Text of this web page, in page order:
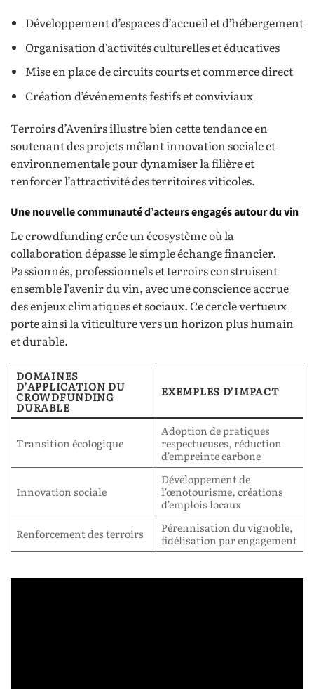
Développement d’espaces d’accueil et d’hébergement
Organisation d’activités culturelles et éducatives
Mise en place de circuits courts et commerce direct
Création d’événements festifs et conviviaux
Terroirs d’Avenirs illustre bien cette tendance en
soutenant des projets mêlant innovation sociale et
environnementale pour dynamiser la filière et
renforcer l’attractivité des territoires viticoles.
Une nouvelle communauté d’acteurs engagés autour du vin
Le crowdfunding crée un écosystème où la
collaboration dépasse le simple échange financier.
Passionnés, professionnels et terroirs construisent
ensemble l’avenir du vin, avec une conscience accrue
des enjeux climatiques et sociaux. Ce cercle vertueux
porte ainsi la viticulture vers un horizon plus humain
et durable.
DOMAINES
D’APPLICATION DU
CROWDFUNDING
DURABLE
EXEMPLES D’IMPACT
Transition écologique
Adoption de pratiques
respectueuses, réduction
d’empreinte carbone
Innovation sociale
Développement de
l’œnotourisme, créations
d’emplois locaux
Renforcement des terroirs
Pérennisation du vignoble,
fidélisation par engagement